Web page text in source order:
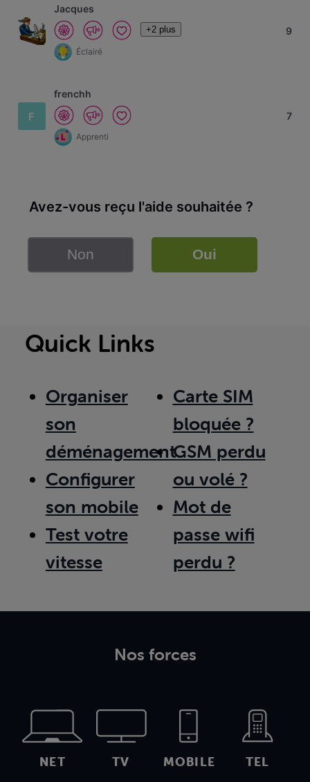
Jacques
+2 plus
Éclairé
9
F
frenchh
Apprenti
7
Avez-vous reçu l'aide souhaitée ?
Non Oui
Quick Links
Organiser
son
déménagement
Configurer
son mobile
Test votre
vitesse
Carte SIM
bloquée ?
GSM perdu
ou volé ?
Mot de
passe wifi
perdu ?
Nos forces
NET TV MOBILE TEL